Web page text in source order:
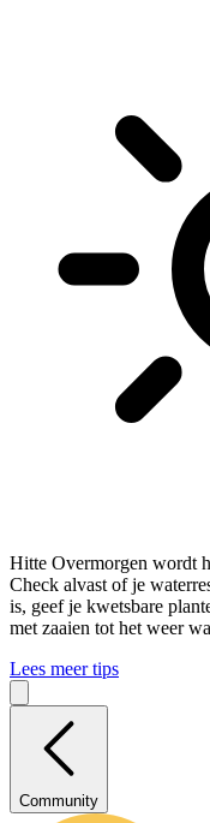
Hitte Overmorgen wordt
Check alvast of je
is, geef je kwetsbare
met zaaien tot het weer
Lees meer tips
Community